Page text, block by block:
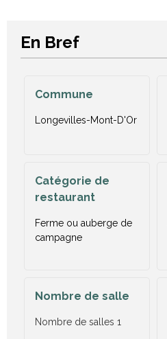
En Bref
Commune
Longevilles-Mont-D'Or
Catégorie de
restaurant
Ferme ou auberge de
campagne
Nombre de salle
Nombre de salles 1